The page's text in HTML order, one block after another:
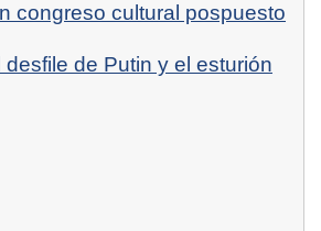
congreso cultural pospuesto
desfile de Putin y el esturión